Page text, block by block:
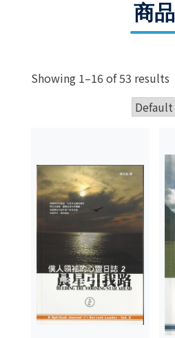
商品
Showing 1–16 of 53 results